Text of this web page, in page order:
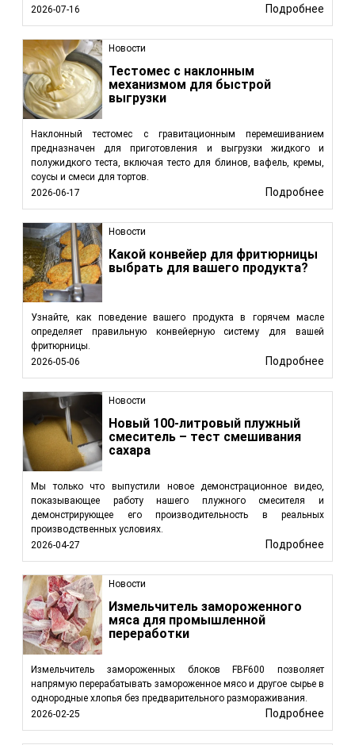
2026-07-16
Подробнее
Новости
Тестомес с наклонным
механизмом для быстрой
выгрузки
Наклонный тестомес с гравитационным перемешиванием
предназначен для приготовления и выгрузки жидкого и
полужидкого теста, включая тесто для блинов, вафель, кремы,
соусы и смеси для тортов.
2026-06-17
Подробнее
Новости
Какой конвейер для фритюрницы
выбрать для вашего продукта?
Узнайте, как поведение вашего продукта в горячем масле
определяет правильную конвейерную систему для вашей
фритюрницы.
2026-05-06
Подробнее
Новости
Новый 100-литровый плужный
смеситель – тест смешивания
сахара
Мы только что выпустили новое демонстрационное видео,
показывающее работу нашего плужного смесителя и
демонстрирующее его производительность в реальных
производственных условиях.
2026-04-27
Подробнее
Новости
Измельчитель замороженного
мяса для промышленной
переработки
Измельчитель замороженных блоков FBF600 позволяет
напрямую перерабатывать замороженное мясо и другое сырье в
однородные хлопья без предварительного размораживания.
2026-02-25
Подробнее